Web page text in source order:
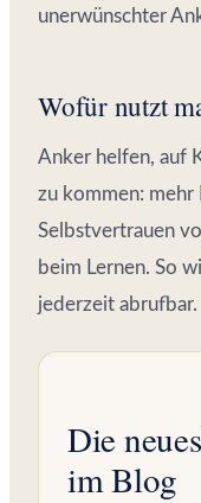
unerwünschter
Wofür nutzt
Anker helfen, auf
zu kommen: mehr
Selbstvertrauen
beim Lernen. So
jederzeit abrufbar.
Die
im Blog